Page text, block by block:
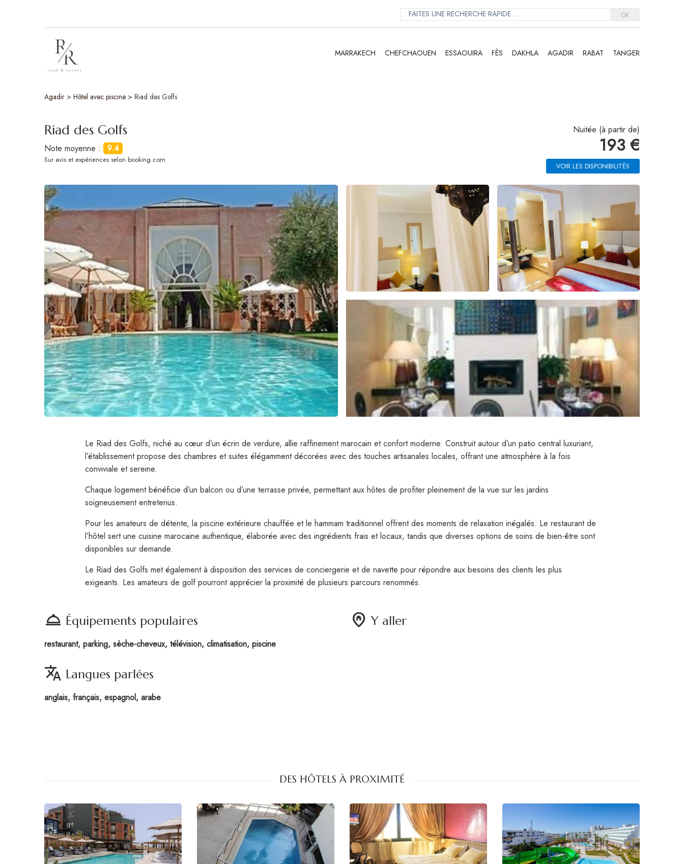
OK
MARRAKECH CHEFCHAOUEN ESSAOUIRA FÈS DAKHLA AGADIR RABAT TANGER
Agadir > Hôtel avec piscine > Riad des Golfs
Riad des Golfs
Note moyenne : 9.4
Sur avis et expériences selon booking.com
Nuitée (à partir de)
193 €
VOIR LES DISPONIBILITÉS
Le Riad des Golfs, niché au cœur d’un écrin de verdure, allie raffinement marocain et confort moderne. Construit autour d’un patio central luxuriant,
l’établissement propose des chambres et suites élégamment décorées avec des touches artisanales locales, offrant une atmosphère à la fois
conviviale et sereine.
Chaque logement bénéficie d’un balcon ou d’une terrasse privée, permettant aux hôtes de profiter pleinement de la vue sur les jardins
soigneusement entretenus.
Pour les amateurs de détente, la piscine extérieure chauffée et le hammam traditionnel offrent des moments de relaxation inégalés. Le restaurant de
l’hôtel sert une cuisine marocaine authentique, élaborée avec des ingrédients frais et locaux, tandis que diverses options de soins de bien-être sont
disponibles sur demande.
Le Riad des Golfs met également à disposition des services de conciergerie et de navette pour répondre aux besoins des clients les plus
exigeants. Les amateurs de golf pourront apprécier la proximité de plusieurs parcours renommés.
room_service Équipements populaires
restaurant, parking, sèche-cheveux, télévision, climatisation, piscine
translate Langues parlées
anglais, français, espagnol, arabe
home_pin Y aller
DES HÔTELS À PROXIMITÉ